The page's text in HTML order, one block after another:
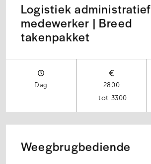
Logistiek administratief
medewerker | Breed
takenpakket
Dag
2800
3300
Weegbrugbediende